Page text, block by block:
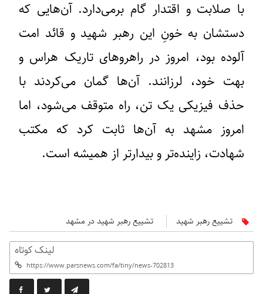
با صلابت و اقتدار گام برمی‌دارد. آن‌هایی که
دستشان به خونِ این رهبر شهید و قائد امت
آلوده بود، امروز در راهروهای تاریک هراس و
بهت خود، لرزانند. آن‌ها گمان می‌کردند با
حذف فیزیکی یک تن، راه متوقف می‌شود، اما
امروز مشهد به آن‌ها ثابت کرد که مکتب
شهادت، زاینده‌تر و بیدارتر از همیشه است.
تشییع رهبر شهید تشییع رهبر شهید در مشهد
لینک کوتاه